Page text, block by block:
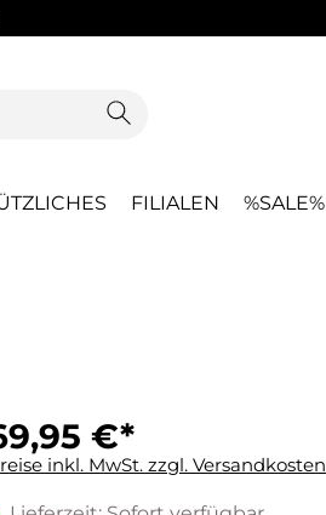
FILIALEN %SALE%
€*
inkl. MwSt. zzgl. Versandkosten